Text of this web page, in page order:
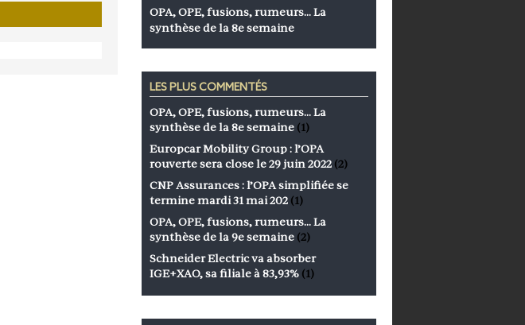
OPA, OPE, fusions, rumeurs… La
synthèse de la 8e semaine
LES PLUS COMMENTÉS
OPA, OPE, fusions, rumeurs… La
synthèse de la 8e semaine (1)
Europcar Mobility Group : l’OPA
rouverte sera close le 29 juin 2022 (2)
CNP Assurances : l’OPA simplifiée se
termine mardi 31 mai 202 (1)
OPA, OPE, fusions, rumeurs… La
synthèse de la 9e semaine (2)
Schneider Electric va absorber
IGE+XAO, sa filiale à 83,93% (1)